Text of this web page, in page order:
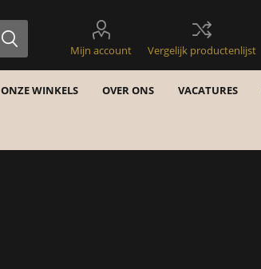
Mijn account Vergelijk productenlijst
ONZE WINKELS OVER ONS VACATURES